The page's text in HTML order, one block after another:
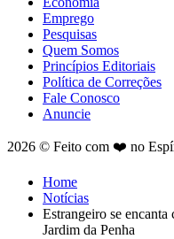
Emprego
Pesquisas
Quem Somos
Princípios Editoriais
Política de Correções
Fale Conosco
Anuncie
2026 © Feito com ❤️ no
Home
Notícias
Estrangeiro se encanta
Jardim da Penha